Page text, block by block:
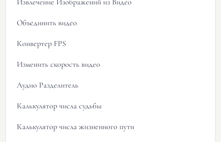
Извлечение Изображений из Видео
Объединить видео
Конвертер FPS
Изменить скорость видео
Аудио Разделитель
Калькулятор числа судьбы
Калькулятор числа жизненного пути